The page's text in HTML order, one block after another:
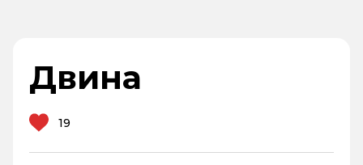
Двина
19